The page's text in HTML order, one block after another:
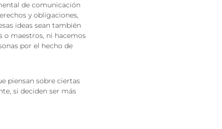
de comunicación
y obligaciones,
ideas sean también
o maestros, ni hacemos
por el hecho de
piensan sobre ciertas
si deciden ser más